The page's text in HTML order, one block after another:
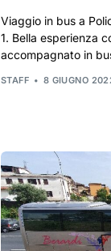
Viaggio in bus a
1. Bella esperienza
accompagnato in
STAFF 8 GIUGNO